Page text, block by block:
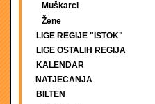
Muškarci
Žene
LIGE REGIJE "ISTOK"
LIGE OSTALIH REGIJA
KALENDAR
NATJECANJA
BILTEN